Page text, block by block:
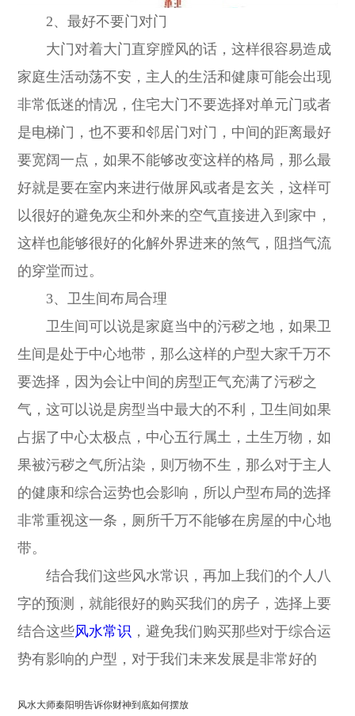
2、最好不要门对门
大门对着大门直穿膛风的话，这样很容易造成
家庭生活动荡不安，主人的生活和健康可能会出现
非常低迷的情况，住宅大门不要选择对单元门或者
是电梯门，也不要和邻居门对门，中间的距离最好
要宽阔一点，如果不能够改变这样的格局，那么最
好就是要在室内来进行做屏风或者是玄关，这样可
以很好的避免灰尘和外来的空气直接进入到家中，
这样也能够很好的化解外界进来的煞气，阻挡气流
的穿堂而过。
3、卫生间布局合理
卫生间可以说是家庭当中的污秽之地，如果卫
生间是处于中心地带，那么这样的户型大家千万不
要选择，因为会让中间的房型正气充满了污秽之
气，这可以说是房型当中最大的不利，卫生间如果
占据了中心太极点，中心五行属土，土生万物，如
果被污秽之气所沾染，则万物不生，那么对于主人
的健康和综合运势也会影响，所以户型布局的选择
非常重视这一条，厕所千万不能够在房屋的中心地
带。
结合我们这些风水常识，再加上我们的个人八
字的预测，就能很好的购买我们的房子，选择上要
结合这些风水常识 ，避免我们购买那些对于综合运
势有影响的户型，对于我们未来发展是非常好的
风水大师秦阳明告诉你财神到底如何摆放